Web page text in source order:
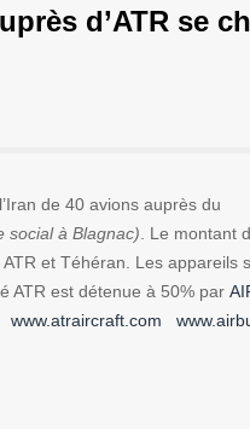
d’ATR se
de 40 avions auprès du
social à Blagnac). Le montant
ATR et Téhéran. Les appareils
ATR est détenue à 50% par
www.atraircraft.com